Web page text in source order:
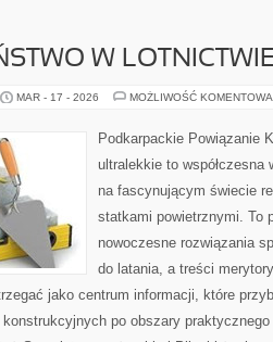
W
MAR - 17 - 2026 MOŻLIWOŚĆ
Podkarpackie Powiązanie
ultralekkie to
na fascynującym świecie
statkami powietrznymi. To
nowoczesne rozwiązania
do latania, a treści
jako centrum informacji, które
po obszary